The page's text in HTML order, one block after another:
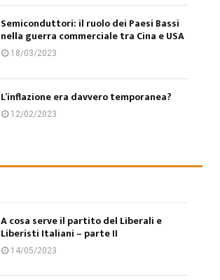
Semiconduttori: il ruolo dei Paesi Bassi
nella guerra commerciale tra Cina e USA
18/03/2023
L’inflazione era davvero temporanea?
12/02/2023
A cosa serve il partito del Liberali e
Liberisti Italiani – parte II
14/05/2023